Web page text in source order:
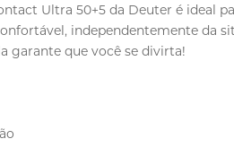
Ultra 50+5 da Deuter é ideal
independentemente da
garante que você se divirta!